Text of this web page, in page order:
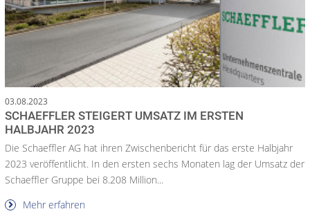
03.08.2023
SCHAEFFLER STEIGERT UMSATZ IM ERSTEN
HALBJAHR 2023
Die Schaeffler AG hat ihren Zwischenbericht für das erste Halbjahr
2023 veröffentlicht. In den ersten sechs Monaten lag der Umsatz der
Schaeffler Gruppe bei 8.208 Million...
Mehr erfahren